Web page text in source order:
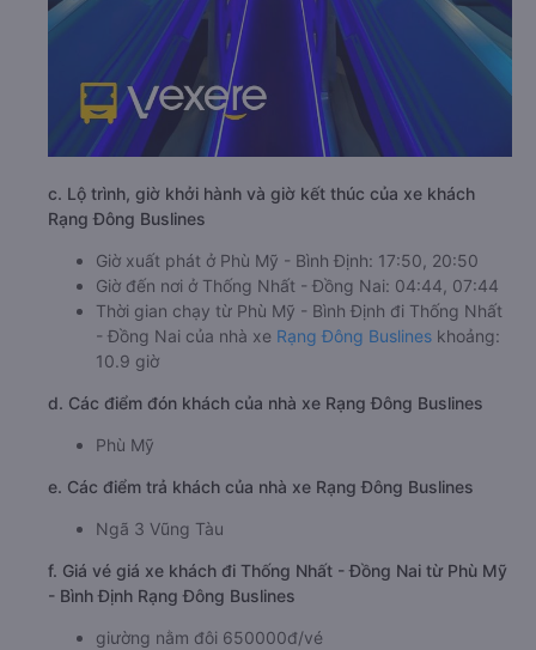
c. Lộ trình, giờ khởi hành và giờ kết thúc của xe khách
Rạng Đông Buslines
Giờ xuất phát ở Phù Mỹ - Bình Định: 17:50, 20:50
Giờ đến nơi ở Thống Nhất - Đồng Nai: 04:44, 07:44
Thời gian chạy từ Phù Mỹ - Bình Định đi Thống Nhất
- Đồng Nai của nhà xe Rạng Đông Buslines khoảng:
10.9 giờ
d. Các điểm đón khách của nhà xe Rạng Đông Buslines
Phù Mỹ
e. Các điểm trả khách của nhà xe Rạng Đông Buslines
Ngã 3 Vũng Tàu
f. Giá vé giá xe khách đi Thống Nhất - Đồng Nai từ Phù Mỹ
- Bình Định Rạng Đông Buslines
giường nằm đôi 650000đ/vé